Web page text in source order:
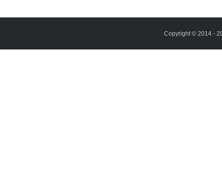
Copyright © 2014 -